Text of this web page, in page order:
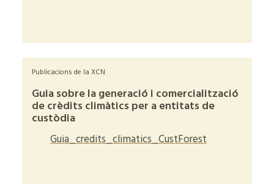
Publicacions de la XCN
Guia sobre la generació i comercialització
de crèdits climàtics per a entitats de
custòdia
Guia_credits_climatics_CustForest